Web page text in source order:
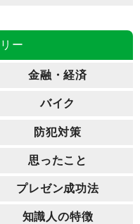
ー
金融・経済
バイク
防犯対策
思ったこと
プレゼン成功法
知識人の特徴